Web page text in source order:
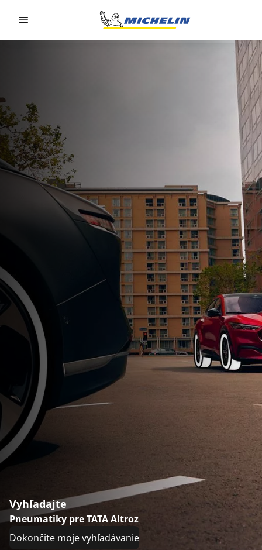
Vyhľadajte
Pneumatiky pre TATA Altroz
Dokončite moje vyhľadávanie